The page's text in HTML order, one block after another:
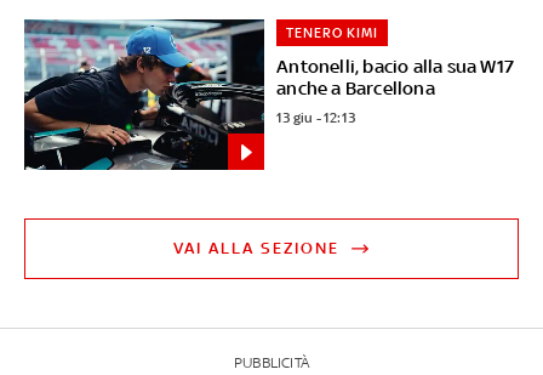
Antonelli, bacio alla sua W17
anche a Barcellona
TENERO KIMI
13 giu - 12:13
VAI ALLA SEZIONE
PUBBLICITÀ